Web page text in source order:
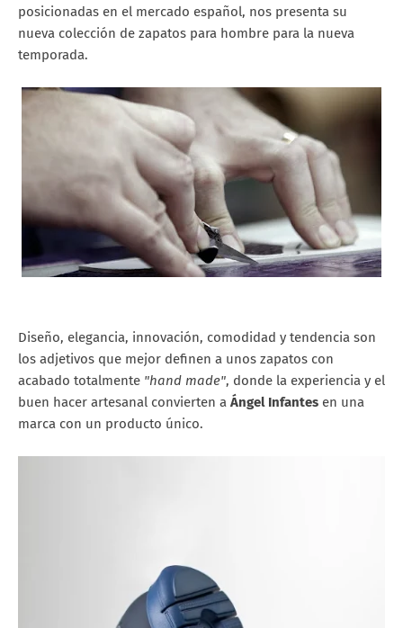
posicionadas en el mercado español, nos presenta su
nueva colección de zapatos para hombre para la nueva
temporada.
Diseño, elegancia, innovación, comodidad y tendencia son
los adjetivos que mejor definen a unos zapatos con
acabado totalmente "hand made", donde la experiencia y el
buen hacer artesanal convierten a Ángel Infantes en una
marca con un producto único.